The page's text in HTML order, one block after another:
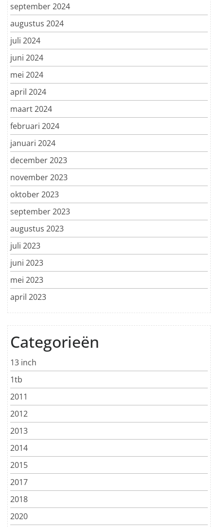
september 2024
augustus 2024
juli 2024
juni 2024
mei 2024
april 2024
maart 2024
februari 2024
januari 2024
december 2023
november 2023
oktober 2023
september 2023
augustus 2023
juli 2023
juni 2023
mei 2023
april 2023
Categorieën
13 inch
1tb
2011
2012
2013
2014
2015
2017
2018
2020